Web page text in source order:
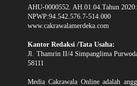
AHU-0000552. AH.01.04.Tahun 2020:
NPWP:94.542.576.7-514.000
www.cakrawalamerdeka.com
Kantor Redaksi /Tata Usaha:
Jl. Thamrin II/4 Simpanglima
58111
Media Cakrawala Online adalah